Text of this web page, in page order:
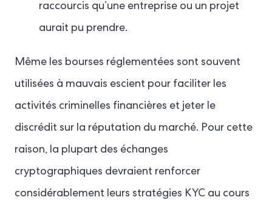
raccourcis qu’une entreprise ou un projet
aurait pu prendre.
Même les bourses réglementées sont souvent
utilisées à mauvais escient pour faciliter les
activités criminelles financières et jeter le
discrédit sur la réputation du marché. Pour cette
raison, la plupart des échanges
cryptographiques devraient renforcer
considérablement leurs stratégies KYC au cours